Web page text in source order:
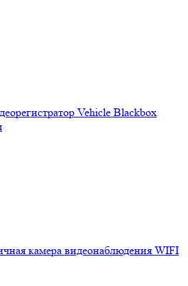
Vehicle Blackbox
камера видеонаблюдения WIFI